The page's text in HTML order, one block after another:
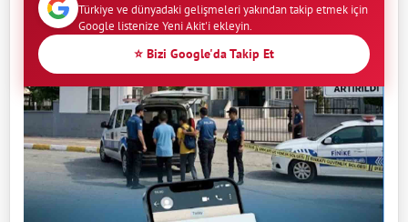
Türkiye ve dünyadaki gelişmeleri yakından takip etmek için
Google listenize Yeni Akit'i ekleyin.
⭐ Bizi Google'da Takip Et